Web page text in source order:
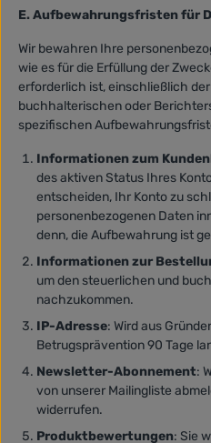
E. Aufbewahrungsfristen für
Wir bewahren Ihre
wie es für die Erfüllung der
erforderlich ist, einschließlich
buchhalterischen oder
spezifischen
Informationen zum
des aktiven Status Ihres
entscheiden, Ihr Konto zu
personenbezogenen Daten
denn, die Aufbewahrung ist
Informationen zur
um den steuerlichen und
nachzukommen.
IP-Adresse: Wird aus
Betrugsprävention 90 Tage
Newsletter-Abonnement:
von unserer Mailingliste
widerrufen.
Produktbewertungen: Sie